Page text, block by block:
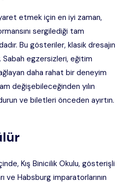
etmek için en iyi zaman,
sergilediği tam
Bu gösteriler, klasik dresajın
Sabah egzersizleri, eğitim
daha rahat bir deneyim
değişebileceğinden yılın
ve biletleri önceden ayırtın.
Kış Binicilik Okulu, gösterişli
ve Habsburg imparatorlarının